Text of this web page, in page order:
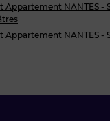
Appartement NANTES -
Appartement NANTES -